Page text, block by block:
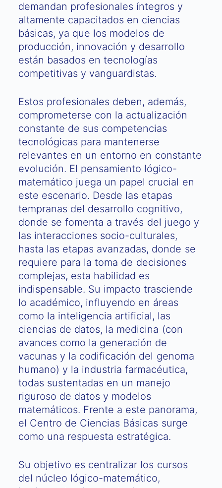
demandan profesionales íntegros y
altamente capacitados en ciencias
básicas, ya que los modelos de
producción, innovación y desarrollo
están basados en tecnologías
competitivas y vanguardistas.
Estos profesionales deben, además,
comprometerse con la actualización
constante de sus competencias
tecnológicas para mantenerse
relevantes en un entorno en constante
evolución. El pensamiento lógico-
matemático juega un papel crucial en
este escenario. Desde las etapas
tempranas del desarrollo cognitivo,
donde se fomenta a través del juego y
las interacciones socio-culturales,
hasta las etapas avanzadas, donde se
requiere para la toma de decisiones
complejas, esta habilidad es
indispensable. Su impacto trasciende
lo académico, influyendo en áreas
como la inteligencia artificial, las
ciencias de datos, la medicina (con
avances como la generación de
vacunas y la codificación del genoma
humano) y la industria farmacéutica,
todas sustentadas en un manejo
riguroso de datos y modelos
matemáticos. Frente a este panorama,
el Centro de Ciencias Básicas surge
como una respuesta estratégica.
Su objetivo es centralizar los cursos
del núcleo lógico-matemático,